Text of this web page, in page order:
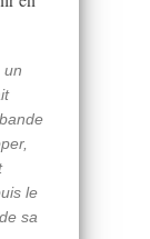
, un
le
sa